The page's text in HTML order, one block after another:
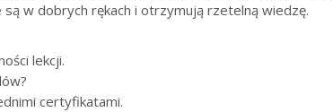
w dobrych rękach i otrzymują rzetelną wiedzę.
lekcji.
certyfikatami.